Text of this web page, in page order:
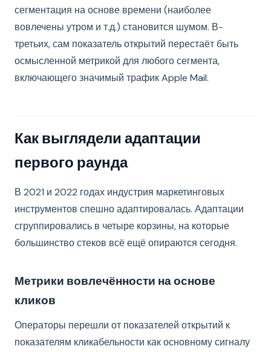
сегментация на основе времени (наиболее
вовлечены утром и т.д.) становится шумом. В-
третьих, сам показатель открытий перестаёт быть
осмысленной метрикой для любого сегмента,
включающего значимый трафик Apple Mail.
Как выглядели адаптации
первого раунда
В 2021 и 2022 годах индустрия маркетинговых
инструментов спешно адаптировалась. Адаптации
сгруппировались в четыре корзины, на которые
большинство стеков всё ещё опираются сегодня.
Метрики вовлечённости на основе
кликов
Операторы перешли от показателей открытий к
показателям кликабельности как основному сигналу